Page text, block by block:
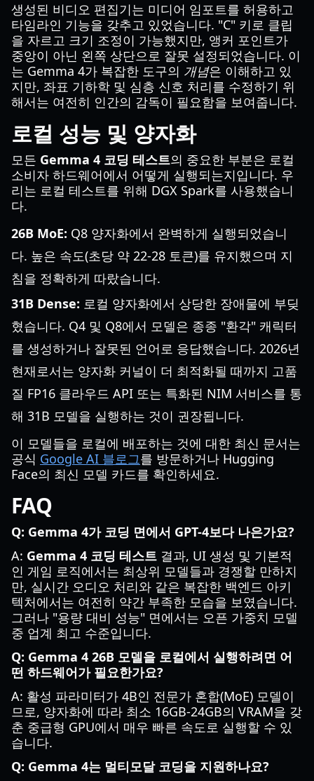
생성된 비디오 편집기는 미디어 임포트를 허용하고
타임라인 기능을 갖추고 있었습니다. "C" 키로 클립
을 자르고 크기 조정이 가능했지만, 앵커 포인트가
중앙이 아닌 왼쪽 상단으로 잘못 설정되었습니다. 이
는 Gemma 4가 복잡한 도구의 개념은 이해하고 있
지만, 좌표 기하학 및 심층 신호 처리를 수정하기 위
해서는 여전히 인간의 감독이 필요함을 보여줍니다.
로컬 성능 및 양자화
모든 Gemma 4 코딩 테스트의 중요한 부분은 로컬
소비자 하드웨어에서 어떻게 실행되는지입니다. 우
리는 로컬 테스트를 위해 DGX Spark를 사용했습니
다.
26B MoE: Q8 양자화에서 완벽하게 실행되었습니
다. 높은 속도(초당 약 22-28 토큰)를 유지했으며 지
침을 정확하게 따랐습니다.
31B Dense: 로컬 양자화에서 상당한 장애물에 부딪
혔습니다. Q4 및 Q8에서 모델은 종종 "환각" 캐릭터
를 생성하거나 잘못된 언어로 응답했습니다. 2026년
현재로서는 양자화 커널이 더 최적화될 때까지 고품
질 FP16 클라우드 API 또는 특화된 NIM 서비스를 통
해 31B 모델을 실행하는 것이 권장됩니다.
이 모델들을 로컬에 배포하는 것에 대한 최신 문서는
공식 Google AI 블로그를 방문하거나 Hugging
Face의 최신 모델 카드를 확인하세요.
FAQ
Q: Gemma 4가 코딩 면에서 GPT-4보다 나은가요?
A: Gemma 4 코딩 테스트 결과, UI 생성 및 기본적
인 게임 로직에서는 최상위 모델들과 경쟁할 만하지
만, 실시간 오디오 처리와 같은 복잡한 백엔드 아키
텍처에서는 여전히 약간 부족한 모습을 보였습니다.
그러나 "용량 대비 성능" 면에서는 오픈 가중치 모델
중 업계 최고 수준입니다.
Q: Gemma 4 26B 모델을 로컬에서 실행하려면 어
떤 하드웨어가 필요한가요?
A: 활성 파라미터가 4B인 전문가 혼합(MoE) 모델이
므로, 양자화에 따라 최소 16GB-24GB의 VRAM을 갖
춘 중급형 GPU에서 매우 빠른 속도로 실행할 수 있
습니다.
Q: Gemma 4는 멀티모달 코딩을 지원하나요?